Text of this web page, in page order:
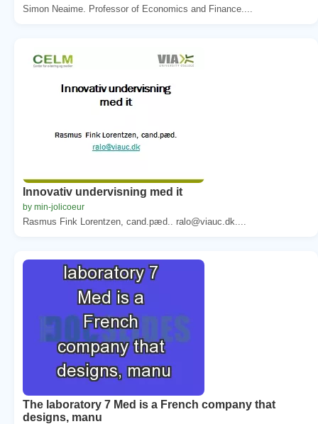
Simon Neaime. Professor of Economics and Finance....
Innovativ undervisning med it
by min-jolicoeur
Rasmus Fink Lorentzen, cand.pæd.. ralo@viauc.dk....
The laboratory 7 Med is a French company that
designs, manu